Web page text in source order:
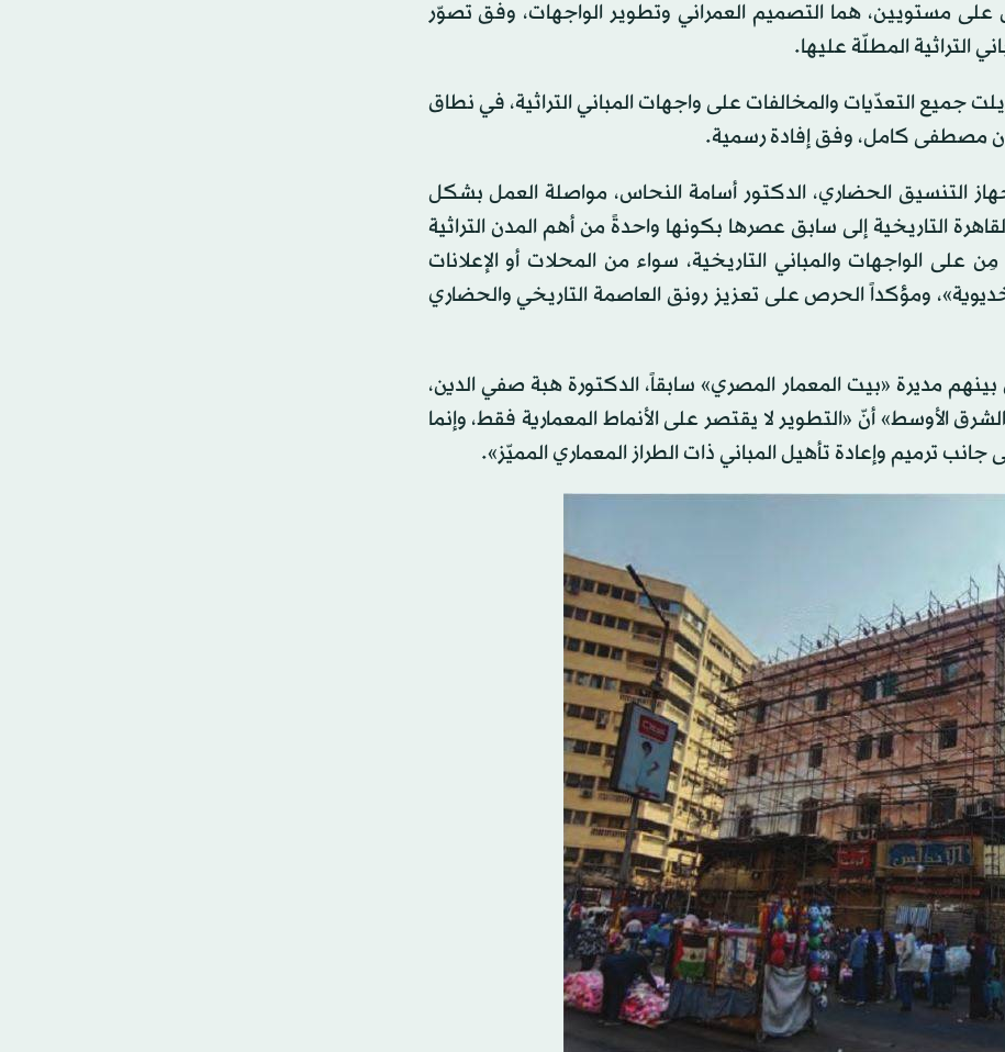
على مستويين، هما التصميم العمراني وتطوير الواجهات، وفق تصوّر
التراثية المطلّة عليها.
جميع التعدّيات والمخالفات على واجهات المباني التراثية، في نطاق
مصطفى كامل، وفق إفادة رسمية.
التنسيق الحضاري، الدكتور أسامة النحاس، مواصلة العمل بشكل
التاريخية إلى سابق عصرها بكونها واحدةً من أهم المدن التراثية
على الواجهات والمباني التاريخية، سواء من المحلات أو الإعلانات
ومؤكداً الحرص على تعزيز رونق العاصمة التاريخي والحضاري
مديرة «بيت المعمار المصري» سابقاً، الدكتورة هبة صفي الدين،
الأوسط» أنّ «التطوير لا يقتصر على الأنماط المعمارية فقط، وإنما
ترميم وإعادة تأهيل المباني ذات الطراز المعماري المميّز».